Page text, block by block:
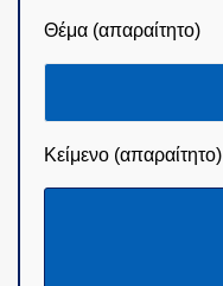
Θέμα (απαραίτητο)
Κείμενο (απαραίτητο)